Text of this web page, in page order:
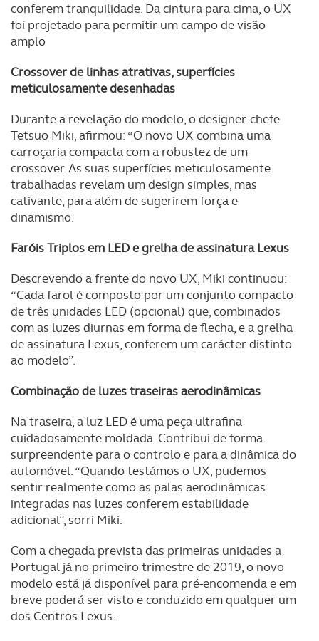
O ACP garantirá que as transferências internacionais de
consentimento e quando tal se afigure estritamente
necessário no contexto dos serviços a prestar.
Realçamos que o bloqueio de certo tipo de Cookies e
tecnologias similares pode ter impacto na sua
experiência de navegação no Website e nos serviços
disponibilizados.
Consulte a política de cookies do site.
conferem tranquilidade. Da cintura para cima, o UX
foi projetado para permitir um campo de visão
amplo
Crossover de linhas atrativas, superfícies
meticulosamente desenhadas
Durante a revelação do modelo, o designer-chefe
Tetsuo Miki, afirmou: “O novo UX combina uma
carroçaria compacta com a robustez de um
crossover. As suas superfícies meticulosamente
trabalhadas revelam um design simples, mas
cativante, para além de sugerirem força e
dinamismo.
Faróis Triplos em LED e grelha de assinatura Lexus
Descrevendo a frente do novo UX, Miki continuou:
“Cada farol é composto por um conjunto compacto
de três unidades LED (opcional) que, combinados
com as luzes diurnas em forma de flecha, e a grelha
de assinatura Lexus, conferem um carácter distinto
ao modelo”.
Combinação de luzes traseiras aerodinâmicas
Na traseira, a luz LED é uma peça ultrafina
cuidadosamente moldada. Contribui de forma
surpreendente para o controlo e para a dinâmica do
automóvel. “Quando testámos o UX, pudemos
sentir realmente como as palas aerodinâmicas
integradas nas luzes conferem estabilidade
adicional”, sorri Miki.
Com a chegada prevista das primeiras unidades a
Portugal já no primeiro trimestre de 2019, o novo
modelo está já disponível para pré-encomenda e em
breve poderá ser visto e conduzido em qualquer um
dos Centros Lexus.